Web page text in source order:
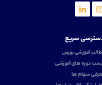
سریع
آموزشی بورس
دوره های آموزشی
سهام ها